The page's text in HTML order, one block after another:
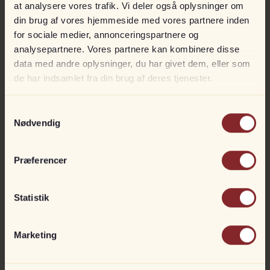
at analysere vores trafik. Vi deler også oplysninger om
din brug af vores hjemmeside med vores partnere inden
for sociale medier, annonceringspartnere og
analysepartnere. Vores partnere kan kombinere disse
data med andre oplysninger, du har givet dem, eller som
de har indsamlet fra din brug af deres tjenester.
Nødvendig
Præferencer
Statistik
Marketing
Skrogvindue i centercabine
Skrogvindue i toilet
LED lanterner
LED downlights i kabine
LED downlights i toilet
Overskab i toilet
Opbevaringsrum i forkabine
Lufteventiler i kabine
På lager
PROPPET MED UDSTYR